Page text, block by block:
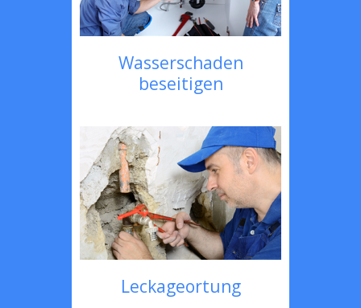
Wasserschaden
beseitigen
Leckageortung